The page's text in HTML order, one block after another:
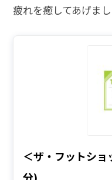
疲れを癒してあげまし
＜ザ・フットシ